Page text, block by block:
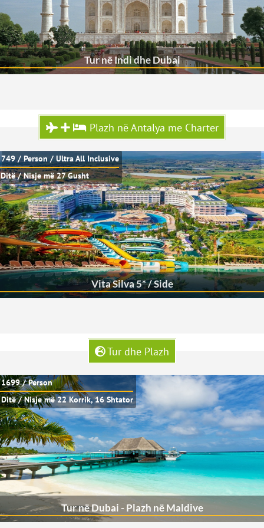
Tur në Indi dhe Dubai
Plazh në Antalya me Charter
/ Person / Ultra All Inclusive
/ Nisje më 27 Gusht
Vita Silva 5* / Side
Tur dhe Plazh
/ Person
/ Nisje më 22 Korrik, 16 Shtator
Tur në Dubai - Plazh në Maldive